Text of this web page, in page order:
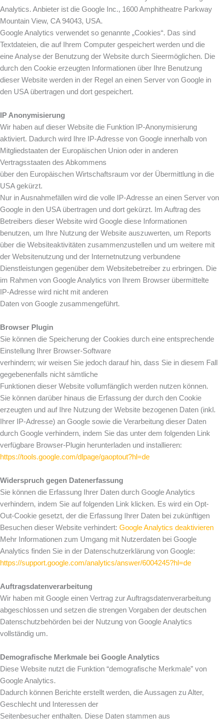
Analytics. Anbieter ist die Google Inc., 1600 Amphitheatre Parkway
Mountain View, CA 94043, USA.
Google Analytics verwendet so genannte „Cookies“. Das sind
Textdateien, die auf Ihrem Computer gespeichert werden und die
eine Analyse der Benutzung der Website durch Sieermöglichen. Die
durch den Cookie erzeugten Informationen über Ihre Benutzung
dieser Website werden in der Regel an einen Server von Google in
den USA übertragen und dort gespeichert.
IP Anonymisierung
Wir haben auf dieser Website die Funktion IP-Anonymisierung
aktiviert. Dadurch wird Ihre IP-Adresse von Google innerhalb von
Mitgliedstaaten der Europäischen Union oder in anderen
Vertragsstaaten des Abkommens
über den Europäischen Wirtschaftsraum vor der Übermittlung in die
USA gekürzt.
Nur in Ausnahmefällen wird die volle IP-Adresse an einen Server von
Google in den USA übertragen und dort gekürzt. Im Auftrag des
Betreibers dieser Website wird Google diese Informationen
benutzen, um Ihre Nutzung der Website auszuwerten, um Reports
über die Websiteaktivitäten zusammenzustellen und um weitere mit
der Websitenutzung und der Internetnutzung verbundene
Dienstleistungen gegenüber dem Websitebetreiber zu erbringen. Die
im Rahmen von Google Analytics von Ihrem Browser übermittelte
IP-Adresse wird nicht mit anderen
Daten von Google zusammengeführt.
Browser Plugin
Sie können die Speicherung der Cookies durch eine entsprechende
Einstellung Ihrer Browser-Software
verhindern; wir weisen Sie jedoch darauf hin, dass Sie in diesem Fall
gegebenenfalls nicht sämtliche
Funktionen dieser Website vollumfänglich werden nutzen können.
Sie können darüber hinaus die Erfassung der durch den Cookie
erzeugten und auf Ihre Nutzung der Website bezogenen Daten (inkl.
Ihrer IP-Adresse) an Google sowie die Verarbeitung dieser Daten
durch Google verhindern, indem Sie das unter dem folgenden Link
verfügbare Browser-Plugin herunterladen und installieren:
https://tools.google.com/dlpage/gaoptout?hl=de
Widerspruch gegen Datenerfassung
Sie können die Erfassung Ihrer Daten durch Google Analytics
verhindern, indem Sie auf folgenden Link klicken. Es wird ein Opt-
Out-Cookie gesetzt, der die Erfassung Ihrer Daten bei zukünftigen
Besuchen dieser Website verhindert: Google Analytics deaktivieren
Mehr Informationen zum Umgang mit Nutzerdaten bei Google
Analytics finden Sie in der Datenschutzerklärung von Google:
https://support.google.com/analytics/answer/6004245?hl=de
Auftragsdatenverarbeitung
Wir haben mit Google einen Vertrag zur Auftragsdatenverarbeitung
abgeschlossen und setzen die strengen Vorgaben der deutschen
Datenschutzbehörden bei der Nutzung von Google Analytics
vollständig um.
Demografische Merkmale bei Google Analytics
Diese Website nutzt die Funktion “demografische Merkmale” von
Google Analytics.
Dadurch können Berichte erstellt werden, die Aussagen zu Alter,
Geschlecht und Interessen der
Seitenbesucher enthalten. Diese Daten stammen aus